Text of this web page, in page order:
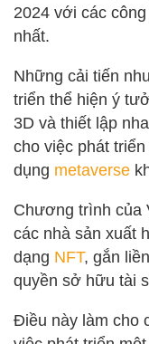
2024 với các
nhất.
Những cải tiến
triển thể hiện ý
3D và thiết lập
cho việc phát
dụng metaverse
Chương trình của
các nhà sản xuất
dạng NFT, gắn
quyền sở hữu tài
Điều này làm cho